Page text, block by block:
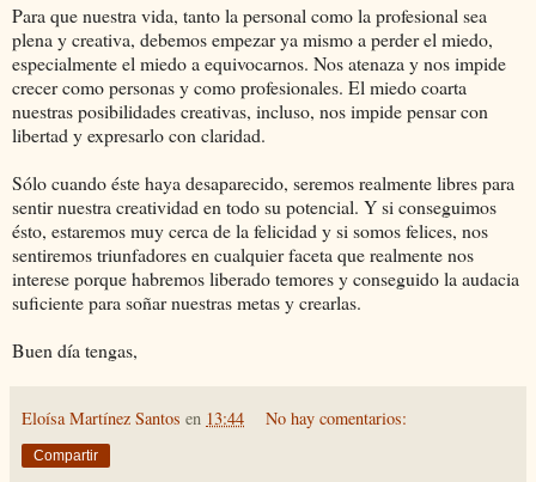
Para que nuestra vida, tanto la personal como la profesional sea
plena y creativa, debemos empezar ya mismo a perder el miedo,
especialmente el miedo a equivocarnos. Nos atenaza y nos impide
crecer como personas y como profesionales. El miedo coarta
nuestras posibilidades creativas, incluso, nos impide pensar con
libertad y expresarlo con claridad.
Sólo cuando éste haya desaparecido, seremos realmente libres para
sentir nuestra creatividad en todo su potencial. Y si conseguimos
ésto, estaremos muy cerca de la felicidad y si somos felices, nos
sentiremos triunfadores en cualquier faceta que realmente nos
interese porque habremos liberado temores y conseguido la audacia
suficiente para soñar nuestras metas y crearlas.
Buen día tengas,
Eloísa Martínez Santos en 13:44 No hay comentarios:
Compartir